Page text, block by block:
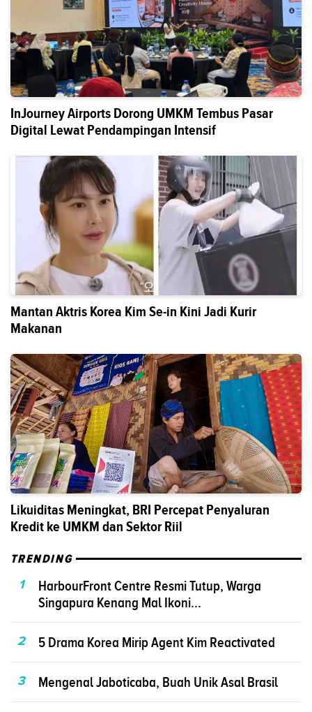
InJourney Airports Dorong UMKM Tembus Pasar
Digital Lewat Pendampingan Intensif
Mantan Aktris Korea Kim Se-in Kini Jadi Kurir
Makanan
Likuiditas Meningkat, BRI Percepat Penyaluran
Kredit ke UMKM dan Sektor Riil
TRENDING
1
HarbourFront Centre Resmi Tutup, Warga
Singapura Kenang Mal Ikoni...
2 5 Drama Korea Mirip Agent Kim Reactivated
3 Mengenal Jaboticaba, Buah Unik Asal Brasil